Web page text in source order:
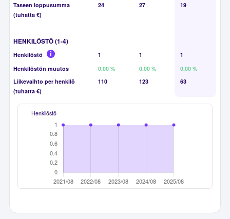
Taseen loppusumma
(tuhatta €)
24 27 19
HENKILÖSTÖ (1-4)
Henkilöstö 1 1
1
Henkilöstön muutos
0.00 % 0.00 %
0.00 %
Liikevaihto per henkilö
(tuhatta €)
110 123 63
Henkilöstö